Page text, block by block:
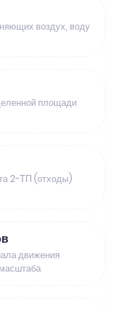
воздух, воду
площади
2-ТП (отходы)
движения